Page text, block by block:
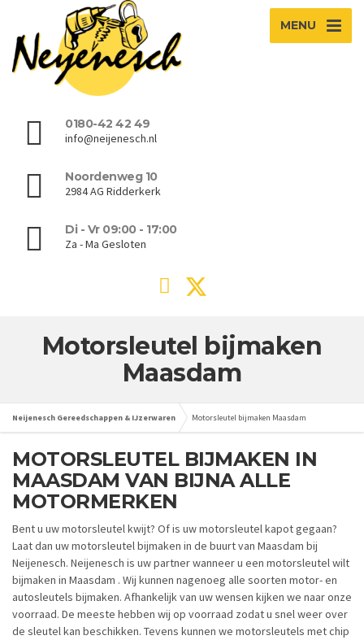
MENU
0180-42 42 49
info@neijenesch.nl
Noordenweg 10
2984 AG Ridderkerk
Di - Vr 09:00 - 17:00
Za - Ma Gesloten
Motorsleutel bijmaken
Maasdam
Neijenesch Gereedschappen & IJzerwaren Motorsleutel bijmaken Maasdam
MOTORSLEUTEL BIJMAKEN IN
MAASDAM VAN BIJNA ALLE
MOTORMERKEN
Bent u uw motorsleutel kwijt? Of is uw motorsleutel kapot gegaan?
Laat dan uw motorsleutel bijmaken in de buurt van Maasdam bij
Neijenesch. Neijenesch is uw partner wanneer u een motorsleutel wilt
bijmaken in Maasdam . Wij kunnen nagenoeg alle soorten motor- en
autosleutels bijmaken. Afhankelijk van uw wensen kijken we naar onze
voorraad. De meeste hebben wij op voorraad zodat u snel weer over
de sleutel kan beschikken. Tevens kunnen we motorsleutels met chip